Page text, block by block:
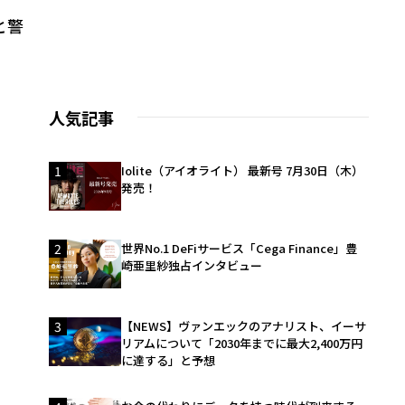
警
人気記事
1
Iolite（アイオライト） 最新号 7月30日（木）
発売！
2
世界No.1 DeFiサービス「Cega Finance」豊
崎亜里紗独占インタビュー
3
【NEWS】ヴァンエックのアナリスト、イーサ
リアムについて「2030年までに最大2,400万円
に達する」と予想